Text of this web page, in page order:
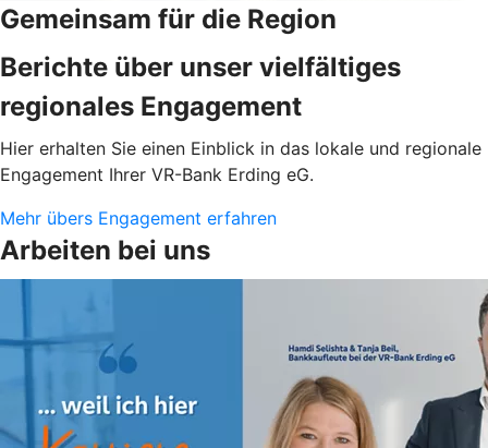
Gemeinsam für die Region
Berichte über unser vielfältiges
regionales Engagement
Hier erhalten Sie einen Einblick in das lokale und regionale
Engagement Ihrer VR-Bank Erding eG.
Mehr übers Engagement erfahren
Arbeiten bei uns